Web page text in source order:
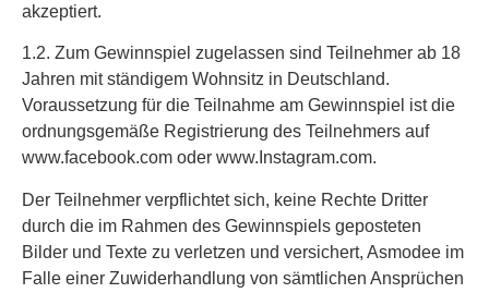
akzeptiert.
1.2. Zum Gewinnspiel zugelassen sind Teilnehmer ab 18
Jahren mit ständigem Wohnsitz in Deutschland.
Voraussetzung für die Teilnahme am Gewinnspiel ist die
ordnungsgemäße Registrierung des Teilnehmers auf
www.facebook.com oder www.Instagram.com.
Der Teilnehmer verpflichtet sich, keine Rechte Dritter
durch die im Rahmen des Gewinnspiels geposteten
Bilder und Texte zu verletzen und versichert, Asmodee im
Falle einer Zuwiderhandlung von sämtlichen Ansprüchen